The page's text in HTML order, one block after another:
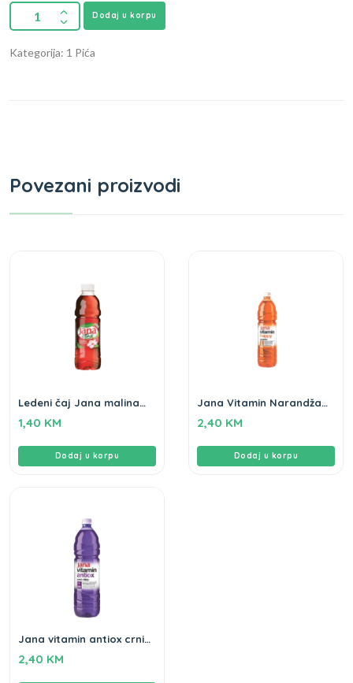
Dodaj u korpu
Kategorija: 1 Pića
Povezani proizvodi
Ledeni čaj Jana malina
1,40 KM
Dodaj u korpu
Jana Vitamin Narandža
2,40 KM
Dodaj u korpu
Jana vitamin antiox crni
2,40 KM